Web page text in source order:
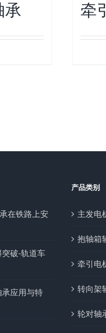
承
牵
在铁路上安
破-轨道车
应用与特
产品类别
主发电
抱轴箱
牵引电
转向架
轮对轴